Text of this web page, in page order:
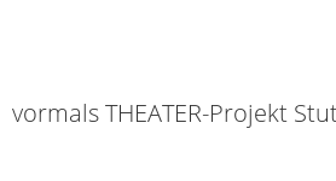
vormals THEATER-Projekt